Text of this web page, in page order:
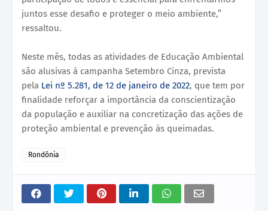
juntos esse desafio e proteger o meio ambiente,”
ressaltou.
Neste mês, todas as atividades de Educação Ambiental
são alusivas à campanha Setembro Cinza, prevista
pela Lei nº 5.281, de 12 de janeiro de 2022, que tem por
finalidade reforçar a importância da conscientização
da população e auxiliar na concretização das ações de
proteção ambiental e prevenção às queimadas.
Rondônia